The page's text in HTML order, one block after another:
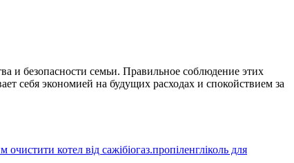
и безопасности семьи. Правильное соблюдение этих
себя экономией на будущих расходах и спокойствием за
очистити котел від сажібіогаз.пропіленгліколь для